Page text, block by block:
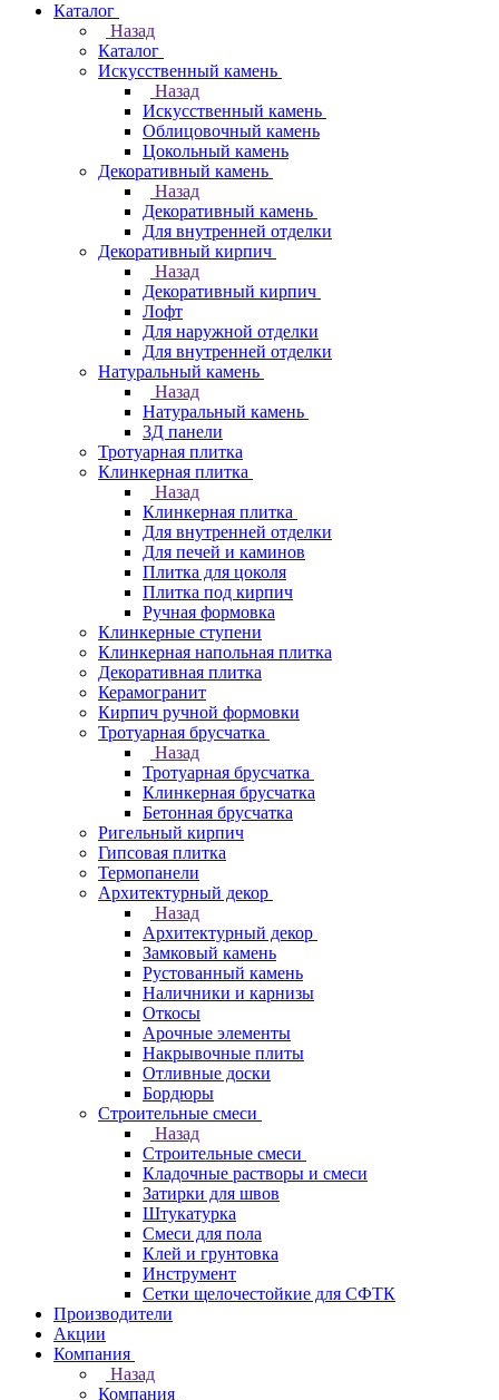
Каталог
Назад
Каталог
Искусственный камень
Назад
Искусственный камень
Облицовочный камень
Цокольный камень
Декоративный камень
Назад
Декоративный камень
Для внутренней отделки
Декоративный кирпич
Назад
Декоративный кирпич
Лофт
Для наружной отделки
Для внутренней отделки
Натуральный камень
Назад
Натуральный камень
3Д панели
Тротуарная плитка
Клинкерная плитка
Назад
Клинкерная плитка
Для внутренней отделки
Для печей и каминов
Плитка для цоколя
Плитка под кирпич
Ручная формовка
Клинкерные ступени
Клинкерная напольная плитка
Декоративная плитка
Керамогранит
Кирпич ручной формовки
Тротуарная брусчатка
Назад
Тротуарная брусчатка
Клинкерная брусчатка
Бетонная брусчатка
Ригельный кирпич
Гипсовая плитка
Термопанели
Архитектурный декор
Назад
Архитектурный декор
Замковый камень
Рустованный камень
Наличники и карнизы
Откосы
Арочные элементы
Накрывочные плиты
Отливные доски
Бордюры
Строительные смеси
Назад
Строительные смеси
Кладочные растворы и смеси
Затирки для швов
Штукатурка
Смеси для пола
Клей и грунтовка
Инструмент
Сетки щелочестойкие для СФТК
Производители
Акции
Компания
Назад
Компания